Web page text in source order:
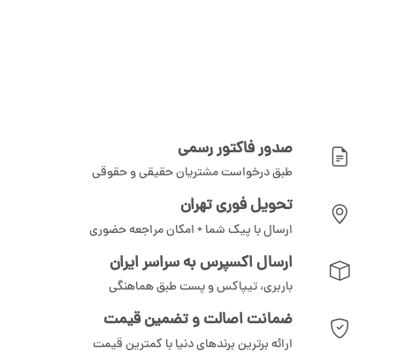
صدور فاکتور رسمی
طبق درخواست مشتریان حقیقی و حقوقی
تحویل فوری تهران
ارسال با پیک شما + امکان مراجعه حضوری
ارسال اکسپرس به سراسر ایران
باربری، تیپاکس و پست طبق هماهنگی
ضمانت اصالت و تضمین قیمت
ارائه برترین برندهای دنیا با کمترین قیمت